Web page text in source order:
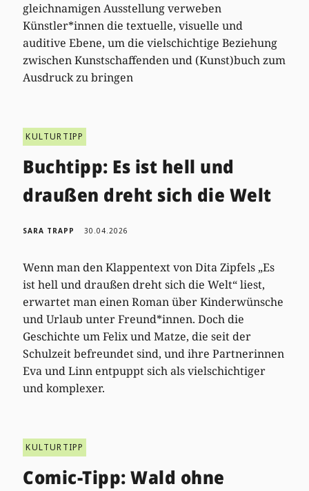
gleichnamigen Ausstellung verweben
Künstler*innen die textuelle, visuelle und
auditive Ebene, um die vielschichtige Beziehung
zwischen Kunstschaffenden und (Kunst)buch zum
Ausdruck zu bringen
KULTURTIPP
Buchtipp: Es ist hell und
draußen dreht sich die Welt
SARA TRAPP 30.04.2026
Wenn man den Klappentext von Dita Zipfels „Es
ist hell und draußen dreht sich die Welt“ liest,
erwartet man einen Roman über Kinderwünsche
und Urlaub unter Freund*innen. Doch die
Geschichte um Felix und Matze, die seit der
Schulzeit befreundet sind, und ihre Partnerinnen
Eva und Linn entpuppt sich als vielschichtiger
und komplexer.
KULTURTIPP
Comic-Tipp: Wald ohne